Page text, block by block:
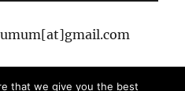
that we give you the best